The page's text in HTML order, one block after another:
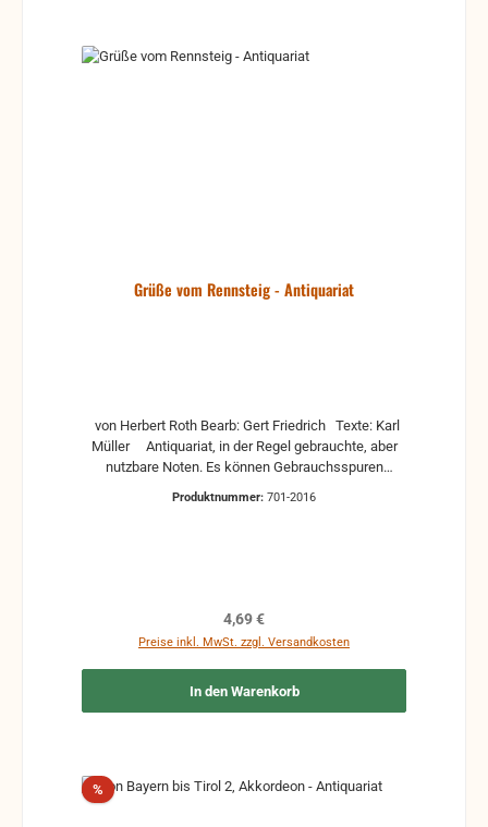
Grüße vom Rennsteig - Antiquariat
Müller Antiquariat, in der Regel gebrauchte, aber
nutzbare Noten. Es können Gebrauchsspuren
vorhanden sein, z.B.: handschriftliche Markierungen,
Produktnummer: 701-2016
Regulärer Preis:
4,69 €
Preise inkl. MwSt. zzgl. Versandkosten
In den Warenkorb
%Rabatt